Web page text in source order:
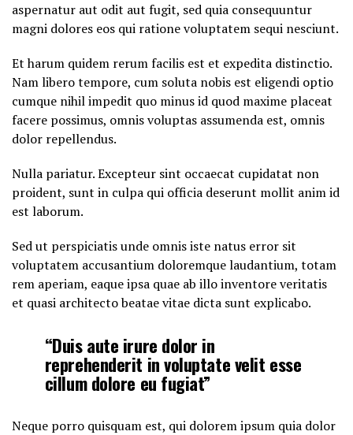
aspernatur aut odit aut fugit, sed quia consequuntur
magni dolores eos qui ratione voluptatem sequi nesciunt.
Et harum quidem rerum facilis est et expedita distinctio.
Nam libero tempore, cum soluta nobis est eligendi optio
cumque nihil impedit quo minus id quod maxime placeat
facere possimus, omnis voluptas assumenda est, omnis
dolor repellendus.
Nulla pariatur. Excepteur sint occaecat cupidatat non
proident, sunt in culpa qui officia deserunt mollit anim id
est laborum.
Sed ut perspiciatis unde omnis iste natus error sit
voluptatem accusantium doloremque laudantium, totam
rem aperiam, eaque ipsa quae ab illo inventore veritatis
et quasi architecto beatae vitae dicta sunt explicabo.
“Duis aute irure dolor in
reprehenderit in voluptate velit esse
cillum dolore eu fugiat”
Neque porro quisquam est, qui dolorem ipsum quia dolor